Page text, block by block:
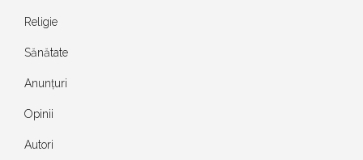
Religie
Sănătate
Anunțuri
Opinii
Autori